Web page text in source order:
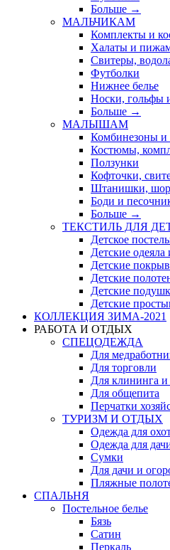
Больше →
МАЛЬЧИКАМ
Комплекты и
Халаты и
Свитеры,
Футболки
Нижнее белье
Носки, гольфы
Больше →
МАЛЫШАМ
Комбинезоны и
Костюмы,
Ползунки
Кофточки,
Штанишки,
Боди и
Больше →
ТЕКСТИЛЬ ДЛЯ
Детское
Детские
Детские
Детские
Детские
Детские
КОЛЛЕКЦИЯ ЗИМА-2021
РАБОТА И ОТДЫХ
СПЕЦОДЕЖДА
Для
Для торговли
Для клининга
Для общепита
Перчатки
ТУРИЗМ И ОТДЫХ
Одежда для
Одежда для
Сумки
Для дачи и
Пляжные
СПАЛЬНЯ
Постельное белье
Бязь
Сатин
Перкаль